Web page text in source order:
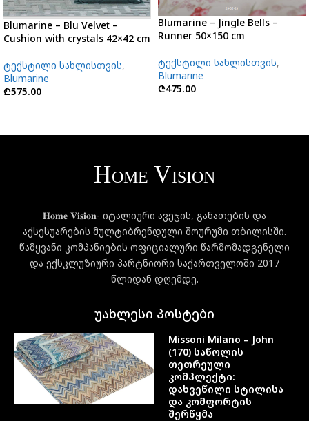
Blumarine – Blu Velvet –
Cushion with crystals 42×42 cm
ტექსტილი სახლისთვის,
Blumarine
₾575.00
Blumarine – Jingle Bells –
Runner 50×150 cm
ტექსტილი სახლისთვის,
Blumarine
₾475.00
𝐇𝐨𝐦𝐞 𝐕𝐢𝐬𝐢𝐨𝐧- იტალიური ავეჯის, განათების და
აქსესუარების მულტიბრენდული შოურუმი თბილისში.
წამყვანი კომპანიების ოფიციალური წარმომადგენელი
და ექსკლუზიური პარტნიორი საქართველოში 2017
წლიდან დღემდე.
უახლესი პოსტები
Missoni Milano – John
(170) საწოლის
თეთრეული
კომპლექტი:
დახვეწილი სტილისა
და კომფორტის
შერწყმა